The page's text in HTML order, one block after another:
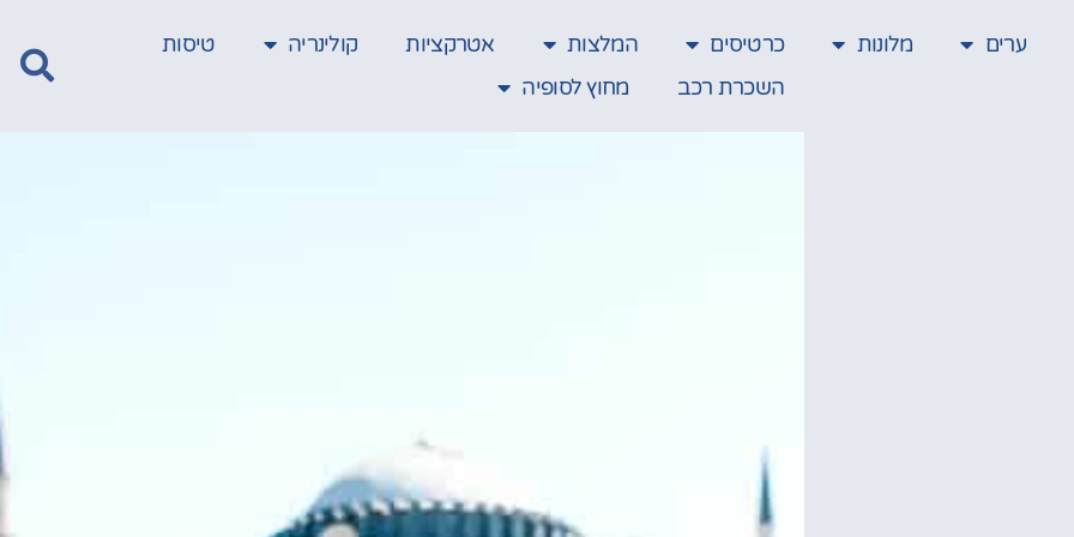
ערים מלונות כרטיסים המלצות אטרקציות קולינריה
טיסות
השכרת רכב
מחוץ לסופיה